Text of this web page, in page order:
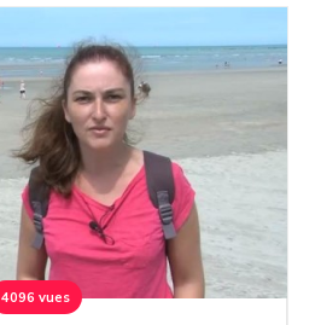
4096 vues